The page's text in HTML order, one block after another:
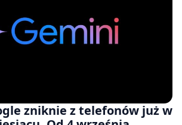
zniknie z telefonów już w